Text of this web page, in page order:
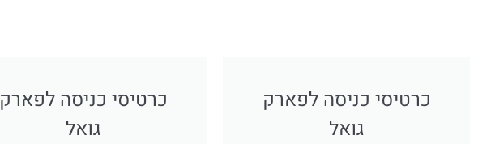
כרטיסי כניסה לפארק
גואל
כרטיסי כניסה לפארק
גואל